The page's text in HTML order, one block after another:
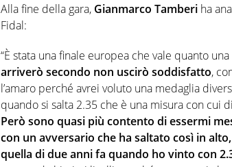
Alla fine della gara, Gianmarco Tamberi ha
Fidal:
“È stata una finale europea che vale quanto
arriverò secondo non uscirò soddisfatto,
l’amaro perché avrei voluto una medaglia
quando si salta 2.35 che è una misura con cui
Però sono quasi più contento di essermi
con un avversario che ha saltato così in
quella di due anni fa quando ho vinto con